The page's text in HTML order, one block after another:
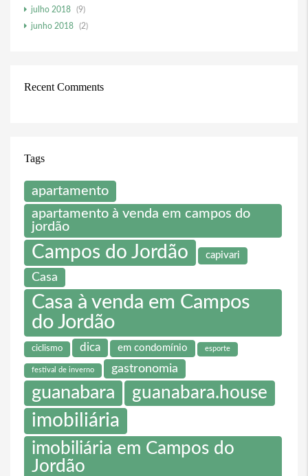
julho 2018
(9)
junho 2018
(2)
Recent Comments
Tags
apartamento
apartamento à venda em campos do
jordão
Campos do Jordão capivari
Casa
Casa à venda em Campos
do Jordão
ciclismo dica em condomínio esporte
festival de inverno gastronomia
guanabara guanabara.house
imobiliária
imobiliária em Campos do
Jordão